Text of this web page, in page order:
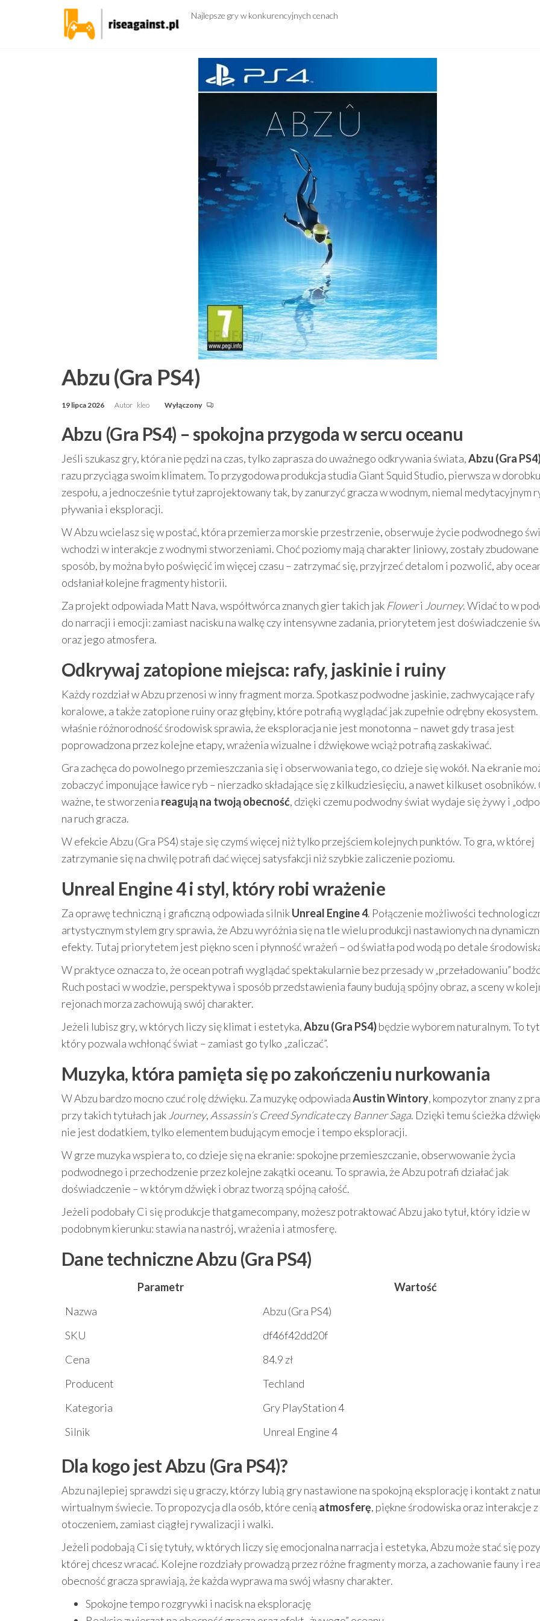
Najlepsze gry w konkurencyjnych cenach
Abzu (Gra PS4)
19 lipca 2026 Autor kleo Wyłączony
Abzu (Gra PS4) – spokojna przygoda w sercu oceanu
Jeśli szukasz gry, która nie pędzi na czas, tylko zaprasza do uważnego odkrywania świata,Abzu (Gra
razu przyciąga swoim klimatem. To przygodowa produkcja studia Giant Squid Studio, pierwsza w
zespołu, a jednocześnie tytuł zaprojektowany tak, by zanurzyć gracza w wodnym, niemal medytacyjnym
pływania i eksploracji.
W Abzu wcielasz się w postać, która przemierza morskie przestrzenie, obserwuje życie podwodnego
wchodzi w interakcje z wodnymi stworzeniami. Choć poziomy mają charakter liniowy, zostały
sposób, by można było poświęcić im więcej czasu – zatrzymać się, przyjrzeć detalom i pozwolić, aby
odsłaniał kolejne fragmenty historii.
Za projekt odpowiada Matt Nava, współtwórca znanych gier takich jak Floweri Journey. Widać to w
do narracji i emocji: zamiast nacisku na walkę czy intensywne zadania, priorytetem jest doświadczenie
oraz jego atmosfera.
Odkrywaj zatopione miejsca: rafy, jaskinie i ruiny
Każdy rozdział w Abzu przenosi w inny fragment morza. Spotkasz podwodne jaskinie, zachwycające rafy
koralowe, a także zatopione ruiny oraz głębiny, które potrafią wyglądać jak zupełnie odrębny ekosystem.
właśnie różnorodność środowisk sprawia, że eksploracja nie jest monotonna – nawet gdy trasa jest
poprowadzona przez kolejne etapy, wrażenia wizualne i dźwiękowe wciąż potrafią zaskakiwać.
Gra zachęca do powolnego przemieszczania się i obserwowania tego, co dzieje się wokół. Na ekranie
zobaczyć imponujące ławice ryb – nierzadko składające się z kilkudziesięciu, a nawet kilkuset osobników.
ważne, te stworzenia reagują na twoją obecność, dzięki czemu podwodny świat wydaje się żywy i
na ruch gracza.
W efekcie Abzu (Gra PS4) staje się czymś więcej niż tylko przejściem kolejnych punktów. To gra, w której
zatrzymanie się na chwilę potrafi dać więcej satysfakcji niż szybkie zaliczenie poziomu.
Unreal Engine 4 i styl, który robi wrażenie
Za oprawę techniczną i graficzną odpowiada silnikUnreal Engine 4. Połączenie możliwości
artystycznym stylem gry sprawia, że Abzu wyróżnia się na tle wielu produkcji nastawionych na
efekty. Tutaj priorytetem jest piękno scen i płynność wrażeń – od światła pod wodą po detale
W praktyce oznacza to, że ocean potrafi wyglądać spektakularnie bez przesady w „przeładowaniu”
Ruch postaci w wodzie, perspektywa i sposób przedstawienia fauny budują spójny obraz, a sceny w
rejonach morza zachowują swój charakter.
Jeżeli lubisz gry, w których liczy się klimat i estetyka,Abzu (Gra PS4)będzie wyborem naturalnym. To
który pozwala wchłonąć świat – zamiast go tylko „zaliczać”.
Muzyka, która pamięta się po zakończeniu nurkowania
W Abzu bardzo mocno czuć rolę dźwięku. Za muzykę odpowiadaAustin Wintory, kompozytor znany z
przy takich tytułach jak Journey, Assassin’s Creed Syndicateczy Banner Saga. Dzięki temu ścieżka
nie jest dodatkiem, tylko elementem budującym emocje i tempo eksploracji.
W grze muzyka wspiera to, co dzieje się na ekranie: spokojne przemieszczanie, obserwowanie życia
podwodnego i przechodzenie przez kolejne zakątki oceanu. To sprawia, że Abzu potrafi działać jak
doświadczenie – w którym dźwięk i obraz tworzą spójną całość.
Jeżeli podobały Ci się produkcje thatgamecompany, możesz potraktować Abzu jako tytuł, który idzie w
podobnym kierunku: stawia na nastrój, wrażenia i atmosferę.
Dane techniczne Abzu (Gra PS4)
Parametr
Wartość
Nazwa
Abzu (Gra PS4)
SKU
df46f42dd20f
Cena
84.9 zł
Producent
Techland
Kategoria
Gry PlayStation 4
Silnik
Unreal Engine 4
Dla kogo jest Abzu (Gra PS4)?
Abzu najlepiej sprawdzi się u graczy, którzy lubią gry nastawione na spokojną eksplorację i kontakt z
wirtualnym świecie. To propozycja dla osób, które cenią atmosferę, piękne środowiska oraz interakcje z
otoczeniem, zamiast ciągłej rywalizacji i walki.
Jeżeli podobają Ci się tytuły, w których liczy się emocjonalna narracja i estetyka, Abzu może stać się
której chcesz wracać. Kolejne rozdziały prowadzą przez różne fragmenty morza, a zachowanie fauny i
obecność gracza sprawiają, że każda wyprawa ma swój własny charakter.
Spokojne tempo rozgrywki i nacisk na eksplorację